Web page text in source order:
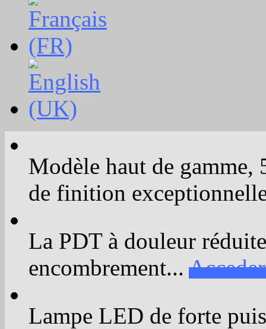
Modèle haut de
de finition
La PDT à douleur
encombrement...
Lampe LED de forte